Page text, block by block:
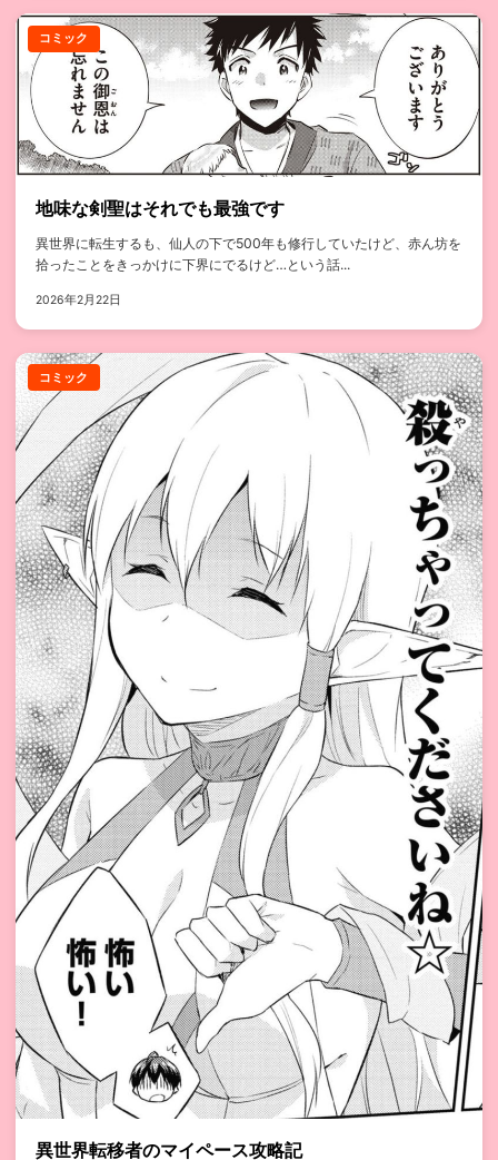
コミック
地味な剣聖はそれでも最強です
異世界に転生するも、仙人の下で500年も修行していたけど、赤ん坊を
拾ったことをきっかけに下界にでるけど…という話...
2026年2月22日
コミック
異世界転移者のマイペース攻略記